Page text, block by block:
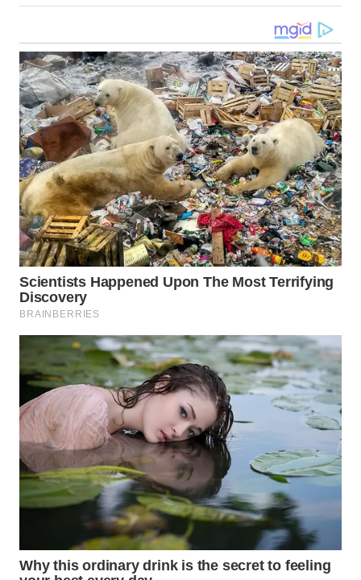
KALTIM
WN
SULSEL
WN
GORONTALO
WN
SULUT
MALUKU
WN
MALUT
WN
DAIRI
WN
DANAU
TOBA